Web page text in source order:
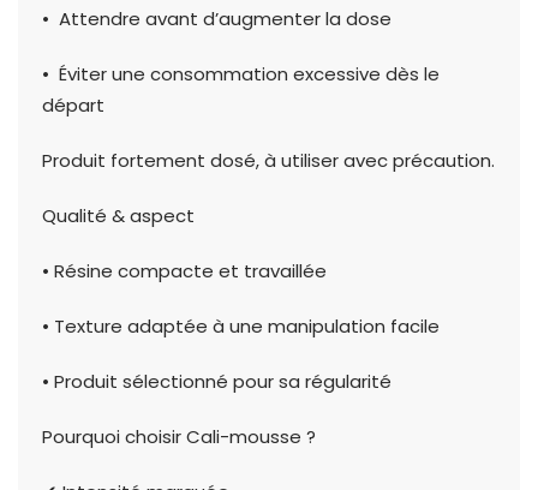
• Attendre avant d’augmenter la dose
• Éviter une consommation excessive dès le
départ
Produit fortement dosé, à utiliser avec précaution.
Qualité & aspect
• Résine compacte et travaillée
• Texture adaptée à une manipulation facile
• Produit sélectionné pour sa régularité
Pourquoi choisir Cali-mousse ?